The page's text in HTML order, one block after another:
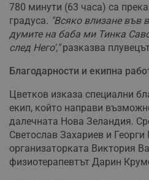
780 минути (63 часа) са
градуса. "Всяко влизане във
думите на баба ми Тинка
след Него',"разказва
Благодарности и екипна
Цветков изказа специални
екип, който направи
далечната Нова Зеландия.
Светослав Захариев и Георги
организаторката Виктория
физиотерапевтът Дарин